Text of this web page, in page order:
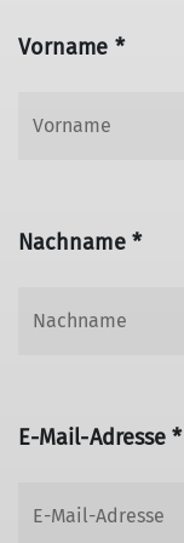
Vorname *
Nachname *
E-Mail-Adresse *